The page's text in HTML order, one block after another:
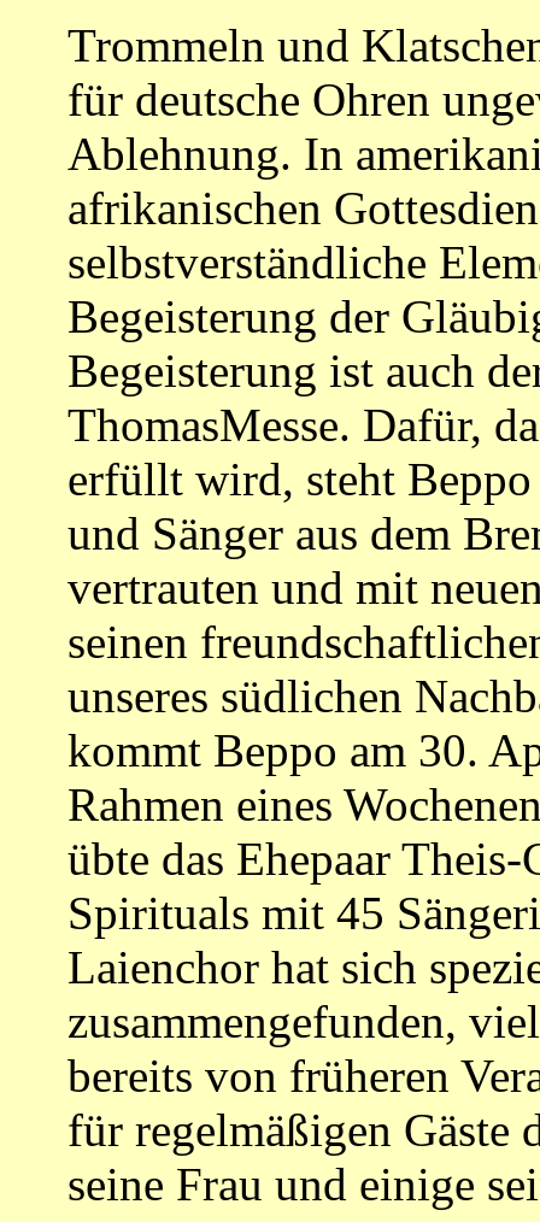
Trommeln und
für deutsche Ohren
Ablehnung. In
afrikanischen
selbstverständliche
Begeisterung der
Begeisterung ist auch
ThomasMesse. Dafür,
erfüllt wird, steht
und Sänger aus dem
vertrauten und mit
seinen
unseres südlichen
kommt Beppo am 30.
Rahmen eines
übte das Ehepaar
Spirituals mit 45
Laienchor hat sich
zusammengefunden,
bereits von früheren
für regelmäßigen Gäste
seine Frau und einige